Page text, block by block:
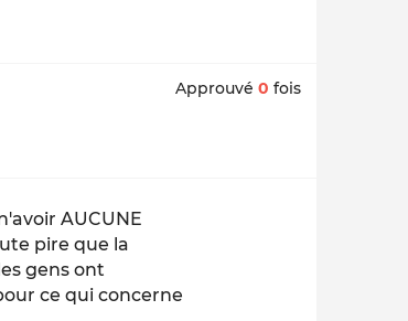
Approuvé 0 fois
AUCUNE
pire que la
gens ont
ce qui concerne